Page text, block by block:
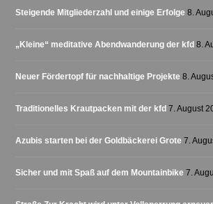
Steigende Mitgliederzahl und einige Erfolge 8.
„Kleine“ meditative Abendwanderung der kfd 8.
Neuer Fördertopf für nachhaltige Projekte 8.
Traditionelles Krautpacken mit der kfd 7. August
Azubis starten bei der Goldbäckerei Grote 7.
Sicher und mit Spaß auf dem Mountainbike 7.